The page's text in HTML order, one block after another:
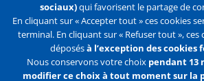
Liens
2e
ligne
Accueil Contact Plan
Flux Facebook
sociaux)qui favorisent le partage de
En cliquant sur « Accepter tout » ces cookies
terminal. En cliquant sur « Refuser tout », ces
déposésà l’exception des cookies
Nous conservons votre choix pendant 13
modifier ce choix à tout moment sur la